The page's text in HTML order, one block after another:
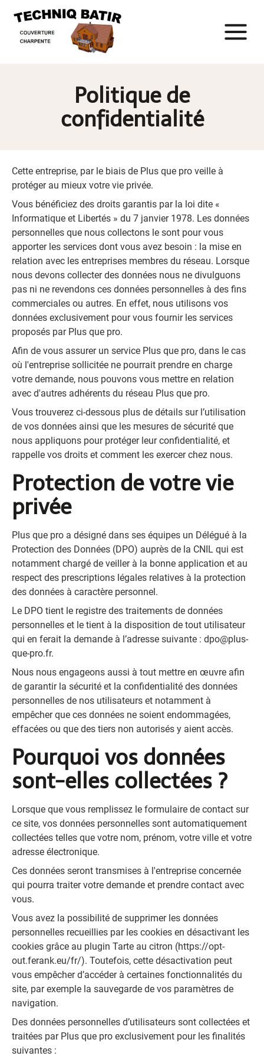
Politique de
confidentialité
Cette entreprise, par le biais de Plus que pro veille à
protéger au mieux votre vie privée.
Vous bénéficiez des droits garantis par la loi dite «
Informatique et Libertés » du 7 janvier 1978. Les données
personnelles que nous collectons le sont pour vous
apporter les services dont vous avez besoin : la mise en
relation avec les entreprises membres du réseau. Lorsque
nous devons collecter des données nous ne divulguons
pas ni ne revendons ces données personnelles à des fins
commerciales ou autres. En effet, nous utilisons vos
données exclusivement pour vous fournir les services
proposés par Plus que pro.
Afin de vous assurer un service Plus que pro, dans le cas
où l'entreprise sollicitée ne pourrait prendre en charge
votre demande, nous pouvons vous mettre en relation
avec d'autres adhérents du réseau Plus que pro.
Vous trouverez ci-dessous plus de détails sur l’utilisation
de vos données ainsi que les mesures de sécurité que
nous appliquons pour protéger leur confidentialité, et
rappelle vos droits et comment les exercer chez nous.
Protection de votre vie
privée
Plus que pro a désigné dans ses équipes un Délégué à la
Protection des Données (DPO) auprès de la CNIL qui est
notamment chargé de veiller à la bonne application et au
respect des prescriptions légales relatives à la protection
des données à caractère personnel.
Le DPO tient le registre des traitements de données
personnelles et le tient à la disposition de tout utilisateur
qui en ferait la demande à l’adresse suivante : dpo@plus-
que-pro.fr.
Nous nous engageons aussi à tout mettre en œuvre afin
de garantir la sécurité et la confidentialité des données
personnelles de nos utilisateurs et notamment à
empêcher que ces données ne soient endommagées,
effacées ou que des tiers non autorisés y aient accès.
Pourquoi vos données
sont-elles collectées ?
Lorsque que vous remplissez le formulaire de contact sur
ce site, vos données personnelles sont automatiquement
collectées telles que votre nom, prénom, votre ville et votre
adresse électronique.
Ces données seront transmises à l'entreprise concernée
qui pourra traiter votre demande et prendre contact avec
vous.
Vous avez la possibilité de supprimer les données
personnelles recueillies par les cookies en désactivant les
cookies grâce au plugin Tarte au citron (https://opt-
out.ferank.eu/fr/). Toutefois, cette désactivation peut
vous empêcher d’accéder à certaines fonctionnalités du
site, par exemple la sauvegarde de vos paramètres de
navigation.
Des données personnelles d’utilisateurs sont collectées et
traitées par Plus que pro exclusivement pour les finalités
suivantes :